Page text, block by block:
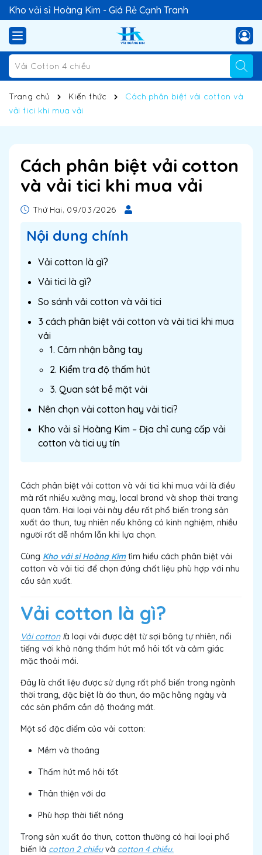
Kho vải sỉ Hoàng Kim - Giá Rẻ Cạnh Tranh
Trang chủ Kiến thức
Cách phân biệt vải cotton và
vải tici khi mua vải
Cách phân biệt vải cotton
và vải tici khi mua vải
Thứ Hai, 09/03/2026
Nội dung chính
Vải cotton là gì?
Vải tici là gì?
So sánh vải cotton và vải tici
3 cách phân biệt vải cotton và vải tici khi mua
vải
1. Cảm nhận bằng tay
2. Kiểm tra độ thấm hút
3. Quan sát bề mặt vải
Nên chọn vải cotton hay vải tici?
Kho vải sỉ Hoàng Kim – Địa chỉ cung cấp vải
cotton và tici uy tín
Cách phân biệt vải cotton và vải tici khi mua vải là điều
mà rất nhiều xưởng may, local brand và shop thời trang
quan tâm. Hai loại vải này đều rất phổ biến trong sản
xuất áo thun, tuy nhiên nếu không có kinh nghiệm, nhiều
người rất dễ nhầm lẫn khi lựa chọn.
Cùng Kho vải sỉ Hoàng Kimtìm hiểu cách phân biệt vải
cotton và vải tici để chọn đúng chất liệu phù hợp với nhu
cầu sản xuất.
Vải cotton là gì?
Vải cottonlà loại vải được dệt từ sợi bông tự nhiên, nổi
tiếng với khả năng thấm hút mồ hôi tốt và cảm giác
mặc thoải mái.
Đây là chất liệu được sử dụng rất phổ biến trong ngành
thời trang, đặc biệt là áo thun, áo mặc hằng ngày và
các sản phẩm cần độ thoáng mát.
Một số đặc điểm của vải cotton:
Mềm và thoáng
Thấm hút mồ hôi tốt
Thân thiện với da
Phù hợp thời tiết nóng
Trong sản xuất áo thun, cotton thường có hai loại phổ
biến là cotton 2 chiềuvà cotton 4 chiều.